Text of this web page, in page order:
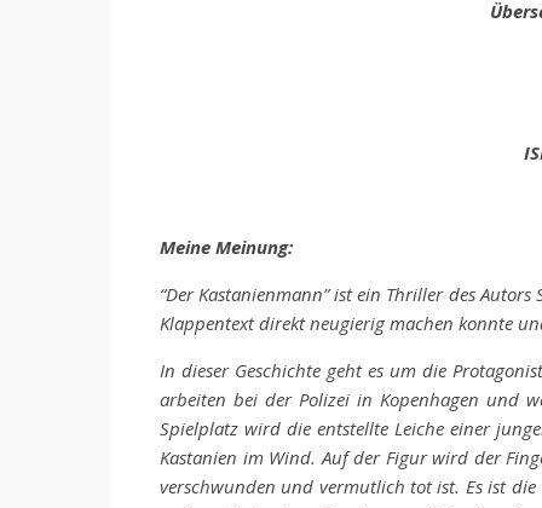
Meine Meinung:
“Der Kastanienmann” ist ein Thriller des
Klappentext direkt neugierig machen konnte
In dieser Geschichte geht es um die
arbeiten bei der Polizei in Kopenhagen und
Spielplatz wird die entstellte Leiche einer
Kastanien im Wind. Auf der Figur wird der
verschwunden und vermutlich tot ist. Es ist